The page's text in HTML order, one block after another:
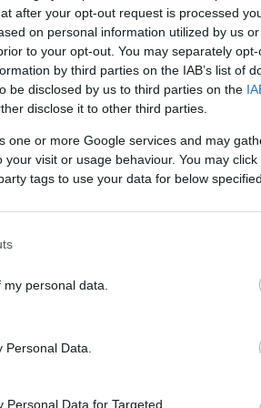
after your opt-out request is processed
on personal information utilized by us
to your opt-out. You may separately
by third parties on the IAB’s list of
be disclosed by us to third parties on the
disclose it to other third parties.
one or more Google services and may
visit or usage behaviour. You may
tags to use your data for below
personal data.
Data.
Personal Data for Targeted
hivatalos pártolása,
be Madách Imre
Csaba és Szikora János
1-jén tartják - hangzott
Tasnádi István, Térey
a társulat művészeti